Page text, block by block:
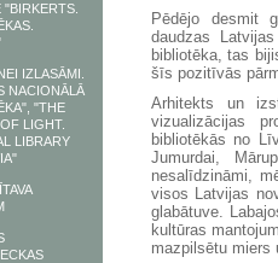
"BIRKERTS.
IZLASĀMI.
NACIONĀLĀ
"THE
LIGHT.
LIBRARY
Pēdējo desmit
daudzas
bibliotēka, tas
šīs pozitīvās
Arhitekts un
vizualizācijas
bibliotēkās no
Jumurdai,
nesalīdzināmi,
visos Latvijas
glabātuve.
kultūras
mazpilsētu miers